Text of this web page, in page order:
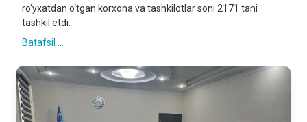
ro‘yxatdan o‘tgan korxona va tashkilotlar soni 2171 tani
tashkil etdi.
Batafsil ...